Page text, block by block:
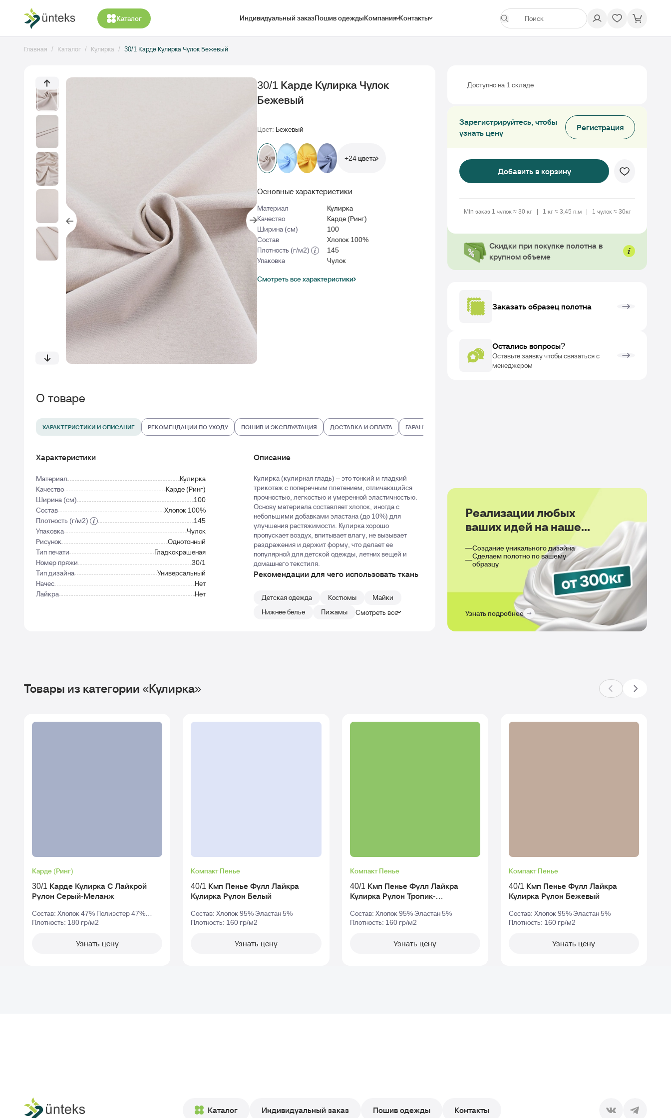
Каталог Индивидуальный заказПошив одеждыКомпания Контакты
Главная Каталог Кулирка 30/1 Карде Кулирка Чулок Бежевый
30/1 Карде Кулирка Чулок
Бежевый
Цвет: Бежевый
+24 цвета
Основные характеристики
Материал
Кулирка
Качество
Карде (Ринг)
Ширина (см)
100
Состав
Хлопок 100%
Плотность (г/м2)
145
Упаковка
Чулок
Смотреть все характеристики
О товаре
ХАРАКТЕРИСТИКИ И ОПИСАНИЕ РЕКОМЕНДАЦИИ ПО УХОДУ ПОШИВ И ЭКСПЛУАТАЦИЯ ДОСТАВКА И ОПЛАТА ГАРАНТИИ И ВОЗВРАТ
Характеристики
Материал
Кулирка
Качество
Карде (Ринг)
Ширина (см)
100
Состав
Хлопок 100%
Плотность (г/м2)
145
Упаковка
Чулок
Рисунок
Однотонный
Тип печати
Гладкокрашеная
Номер пряжи
30/1
Тип дизайна
Универсальный
Начес
Нет
Лайкра
Нет
Описание
Кулирка (кулирная гладь) – это тонкий и гладкий
трикотаж с поперечным плетением, отличающийся
прочностью, легкостью и умеренной эластичностью.
Основу материала составляет хлопок, иногда с
небольшими добавками эластана (до 10%) для
улучшения растяжимости. Кулирка хорошо
пропускает воздух, впитывает влагу, не вызывает
раздражения и держит форму, что делает ее
популярной для детской одежды, летних вещей и
домашнего текстиля.
Рекомендации для чего использовать ткань
Детская одежда Костюмы
Майки
Нижнее белье
Пижамы Смотреть все
Доступно на 1 складе
Зарегистрируйтесь, чтобы
узнать цену
Регистрация
Добавить в корзину
Min заказ 1 чулок ≈ 30 кг 1 кг ≈ 3,45 п.м 1 чулок ≈ 30кг
Скидки при покупке полотна в
крупном объеме
Заказать образец полотна
Остались вопросы?
Оставьте заявку чтобы связаться с
менеджером
Реализации любых
ваших идей на нашем
Создание уникального дизайна
Сделаем полотно по вашему
образцу
Узнать подробнее
Товары из категории «Кулирка»
Карде (Ринг)
30/1 Карде Кулирка С Лайкрой
Рулон Серый-Меланж
Состав: Хлопок 47% Полиэстер 47%
Эластан 6%
Плотность: 180 гр/м2
Узнать цену
Компакт Пенье
40/1 Кмп Пенье Фулл Лайкра
Кулирка Рулон Белый
Состав: Хлопок 95% Эластан 5%
Плотность: 160 гр/м2
Узнать цену
Компакт Пенье
40/1 Кмп Пенье Фулл Лайкра
Кулирка Рулон Тропик-
Состав: Хлопок 95% Эластан 5%
Плотность: 160 гр/м2
Узнать цену
Компакт Пенье
40/1 Кмп Пенье Фулл Лайкра
Кулирка Рулон Бежевый
Состав: Хлопок 95% Эластан 5%
Плотность: 160 гр/м2
Узнать цену
Каталог Индивидуальный заказ Пошив одежды Контакты